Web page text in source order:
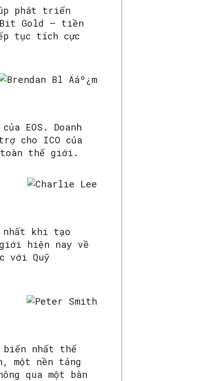
phát triển
Bit Gold – tiền
tục tích cực
EOS. Doanh
cho ICO của
toàn thế giới.
nhất khi tạo
hiện nay về
với Quỹ
biến nhất thế
một nền tảng
qua một bàn